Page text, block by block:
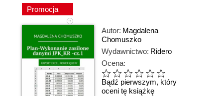
Promocja
Autor: Magdalena
Chomuszko
Wydawnictwo: Ridero
Ocena:
Bądź pierwszym, który
oceni tę książkę